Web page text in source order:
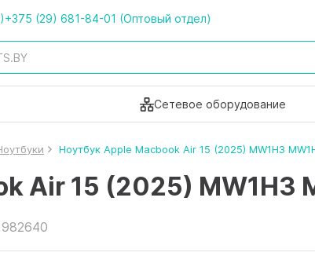
+375 (29) 681-84-01 (Оптовый отдел)
Сетевое оборудование
Ноутбук Apple Macbook Air 15 (2025) MW1H3
Air 15 (2025) MW1H3